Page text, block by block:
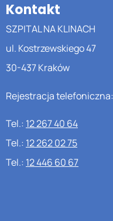
Kontakt
SZPITAL NA KLINACH
ul. Kostrzewskiego 47
30-437 Kraków
Rejestracja telefoniczna:
Tel.: 12 267 40 64
Tel.: 12 262 02 75
Tel.: 12 446 60 67